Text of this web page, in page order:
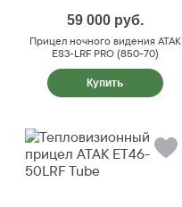
59 000 руб.
Прицел ночного видения ATAK
ES3-LRF PRO (850-70)
Купить